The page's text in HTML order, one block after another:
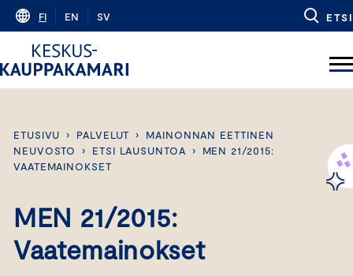
Skip
content
FI EN SV ETSI
ETUSIVU › PALVELUT ›
MAINONNAN EETTINEN
NEUVOSTO
› ETSI LAUSUNTOA ›
MEN 21/2015:
VAATEMAINOKSET
MEN 21/2015:
Vaatemainokset